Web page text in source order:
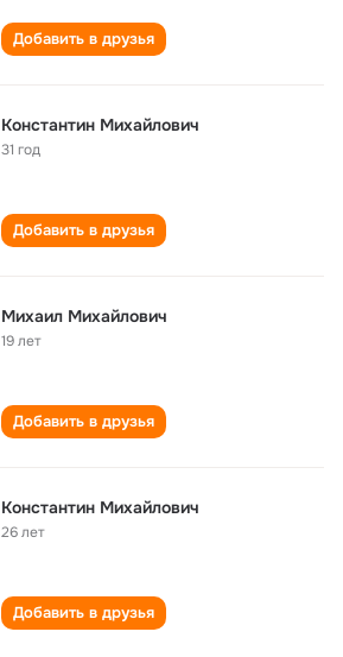
Добавить в друзья
Константин Михайлович
31 год
Добавить в друзья
Михаил Михайлович
19 лет
Добавить в друзья
Константин Михайлович
26 лет
Добавить в друзья